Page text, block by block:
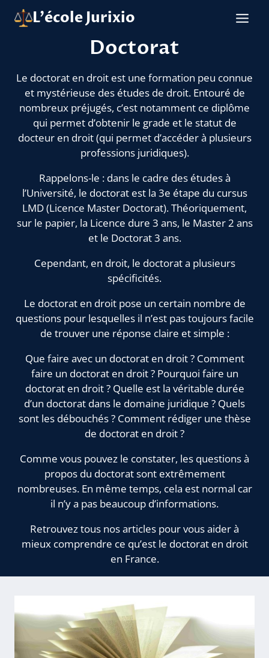
L'école Jurixio
Doctorat
Le doctorat en droit est une formation peu connue
et mystérieuse des études de droit. Entouré de
nombreux préjugés, c’est notamment ce diplôme
qui permet d’obtenir le grade et le statut de
docteur en droit (qui permet d’accéder à plusieurs
professions juridiques).
Rappelons-le : dans le cadre des études à
l’Université, le doctorat est la 3e étape du cursus
LMD (Licence Master Doctorat). Théoriquement,
sur le papier, la Licence dure 3 ans, le Master 2 ans
et le Doctorat 3 ans.
Cependant, en droit, le doctorat a plusieurs
spécificités.
Le doctorat en droit pose un certain nombre de
questions pour lesquelles il n’est pas toujours facile
de trouver une réponse claire et simple :
Que faire avec un doctorat en droit ? Comment
faire un doctorat en droit ? Pourquoi faire un
doctorat en droit ? Quelle est la véritable durée
d’un doctorat dans le domaine juridique ? Quels
sont les débouchés ? Comment rédiger une thèse
de doctorat en droit ?
Comme vous pouvez le constater, les questions à
propos du doctorat sont extrêmement
nombreuses. En même temps, cela est normal car
il n’y a pas beaucoup d’informations.
Retrouvez tous nos articles pour vous aider à
mieux comprendre ce qu’est le doctorat en droit
en France.